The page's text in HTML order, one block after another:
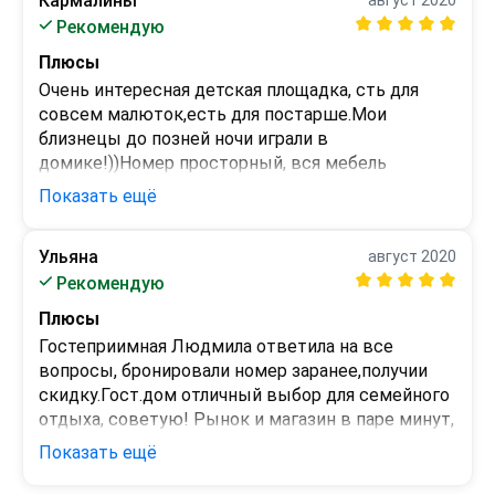
Рекомендую
Плюсы
Очень интересная детская площадка, сть для
совсем малюток,есть для постарше.Мои
близнецы до позней ночи играли в
домике!))Номер просторный, вся мебель
качественая, кровати с хорошими
матрасами.Есть кроватка для
Минусы
Показать ещё
Ульяна
Рекомендую
август 2020
Плюсы
Гостеприимная Людмила ответила на все
вопросы, бронировали номер заранее,получии
скидку.Гост.дом отличный выбор для семейного
отдыха, советую! Рынок и магазин в паре минут,
брали там продукты,готовимо на кухне.Спасибо
Людмиле , вернемся!
Показать ещё